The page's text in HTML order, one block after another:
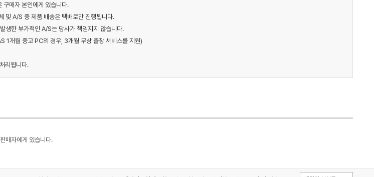
구매자 본인에게 있습니다.
및 A/S 중 제품 배송은 택배로만 진행됩니다.
생한 부가적인 A/S는 당사가 책임지지 않습니다.
1개월 중고 PC의 경우, 3개월 무상 출장 서비스를 지원)
리됩니다.
매자에게 있습니다.